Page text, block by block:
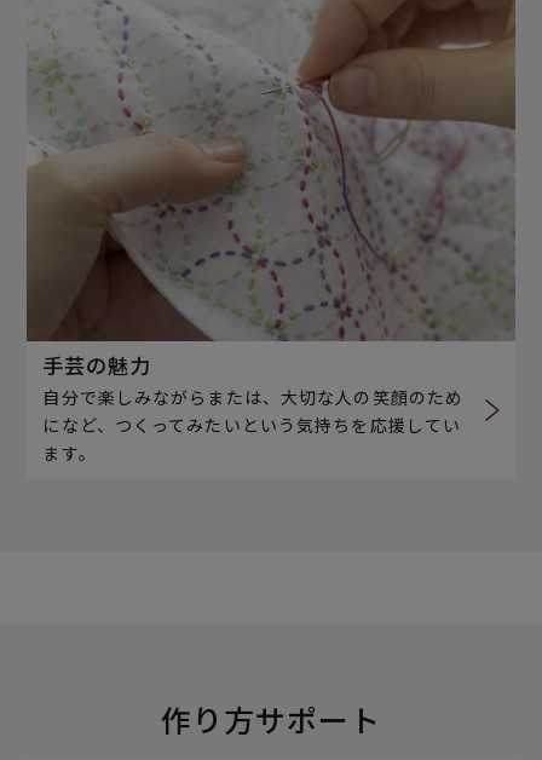
手芸の魅力
自分で楽しみながらまたは、大切な人の笑顔のため
になど、つくってみたいという気持ちを応援してい
ます。
作り方サポート